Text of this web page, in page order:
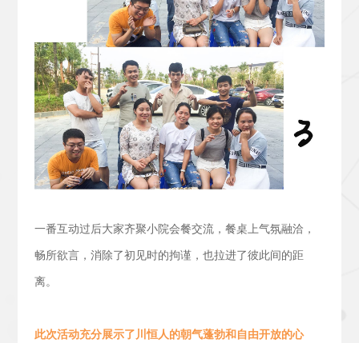
一番互动过后大家齐聚小院会餐交流， 餐桌上气氛融洽，
畅所欲言，消除了初见时的拘谨，也拉进了彼此间的距
离。
此次活动充分展示了川恒人的朝气蓬勃和 自由开放的心